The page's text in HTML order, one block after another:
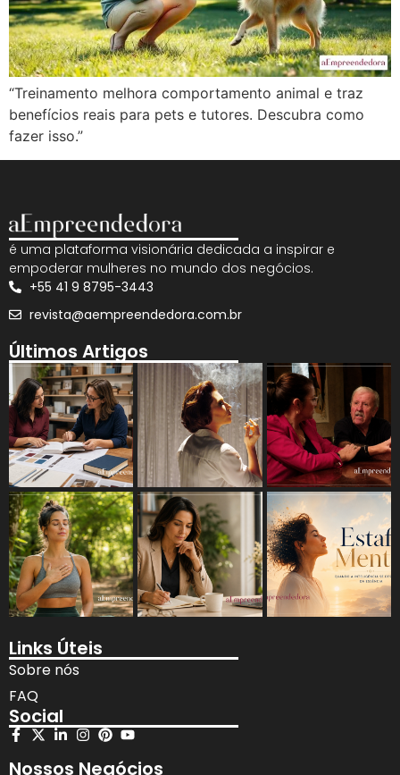
“Treinamento melhora comportamento animal e traz
benefícios reais para pets e tutores. Descubra como
fazer isso.”
é uma plataforma visionária dedicada a inspirar e
empoderar mulheres no mundo dos negócios.
+55 41 9 8795-3443
revista@aempreendedora.com.br
Últimos Artigos
Links Úteis
Sobre nós
FAQ
Social
Nossos Negócios